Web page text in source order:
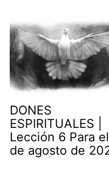
DONES
ESPIRITUALES |
Lección 6 Para
de agosto de